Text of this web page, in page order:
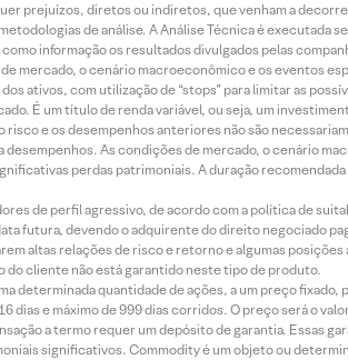
prejuízos, diretos ou indiretos, que venham a
de análise. A Análise Técnica é
informação os resultados divulgados pelas
mercado, o cenário macroeconômico e os eventos
ativos, com utilização de “stops” para limitar as
É um título de renda variável, ou seja, um
e os desempenhos anteriores não são
As condições de mercado, o cenário
perdas patrimoniais. A duração
de perfil agressivo, de acordo com a política de
futura, devendo o adquirente do direito negociado
altas relações de risco e retorno e algumas
do cliente não está garantido neste tipo de produto.
determinada quantidade de ações, a um preço
e máximo de 999 dias corridos. O preço será o
a termo requer um depósito de garantia. Essas
significativos. Commodity é um objeto ou